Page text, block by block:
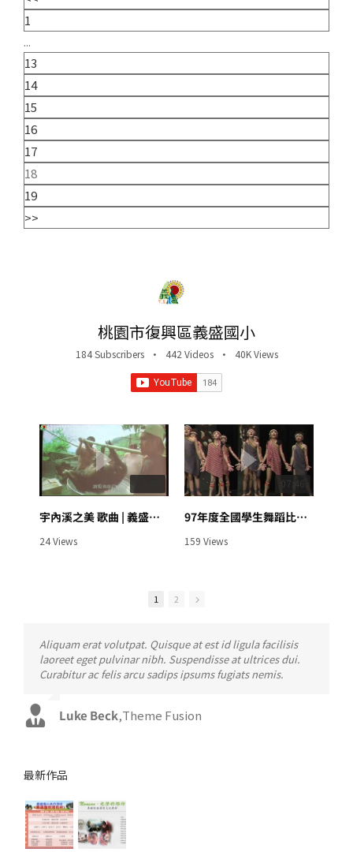
1
...
13
14
15
16
17
18
19
>>
桃園市復興區義盛國小
184 Subscribers • 442 Videos • 40K Views
四軸飛行器教學（5min） | 義盛國小 @ 2022-04-19
469 Views
01:05:39
義盛小小導覽員訓練 | 義盛國小 ＠ 2009-10-28
19 Views
宇內溪之美 歌曲 | 義盛國小 ＠ 2009-10-28
24 Views
07:46
97年度全國學生舞蹈比賽【國小B團體丙組-現代舞】【原火燎野】 ＠2009
159 Views
1 2
Neque porro quisquam est, qui dolorem ipsum quia
dolor sit amet, consec tetur, adipisci velit, sed quia non
numquam eius modi tempora voluptas amets unser.
John Doe,My Company
Aliquam erat volutpat. Quisque at est id ligula facilisis
laoreet eget pulvinar nibh. Suspendisse at ultrices dui.
Curabitur ac felis arcu sadips ipsums fugiats nemis.
Luke Beck,Theme Fusion
最新作品